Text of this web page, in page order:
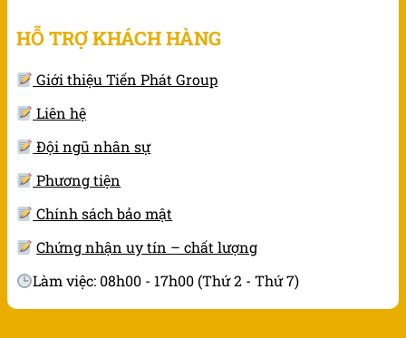
HỖ TRỢ KHÁCH HÀNG
Giới thiệu Tiến Phát Group
Liên hệ
Đội ngũ nhân sự
Phương tiện
Chính sách bảo mật
Chứng nhận uy tín – chất lượng
Làm việc: 08h00 - 17h00 (Thứ 2 - Thứ 7)